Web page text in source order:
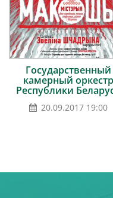
Государственный
камерный оркестр
Республики
20.09.2017 19:00